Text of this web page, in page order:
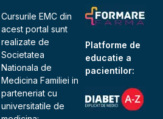
Cursurile EMC din
acest portal sunt
realizate de
Societatea
Nationala de
Medicina Familiei in
parteneriat cu
universitatile de
Platforme de
educatie a
pacientilor: